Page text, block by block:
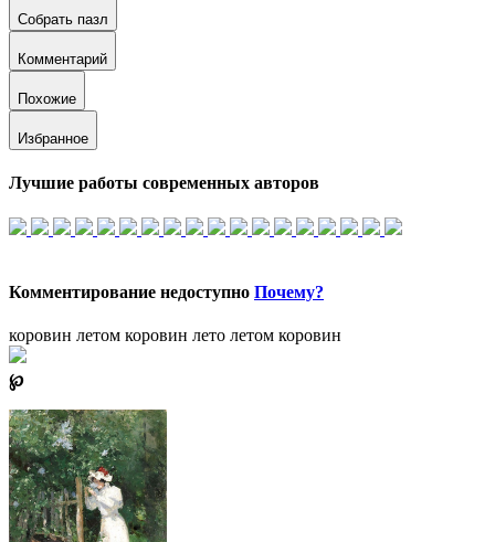
Собрать пазл
Комментарий
Похожие
Избранное
Лучшие работы современных авторов
Комментирование недоступно Почему?
коровин летом коровин лето летом коровин
℘